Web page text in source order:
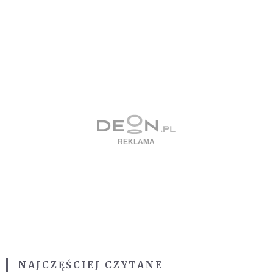
NAJCZĘŚCIEJ CZYTANE